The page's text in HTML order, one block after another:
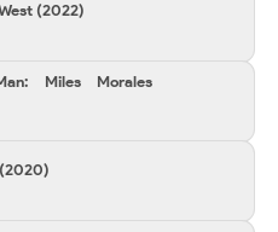
(2022)
Miles Morales
(2020)